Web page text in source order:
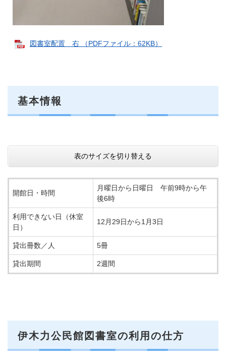
図書室配置 右 （PDFファイル：62KB）
基本情報
表のサイズを切り替える
開館日・時間
月曜日から日曜日 午前9時から午
後6時
利用できない日（休室
日）
12月29日から1月3日
貸出冊数／人 5冊
貸出期間 2週間
伊木力公民館図書室の利用の仕方